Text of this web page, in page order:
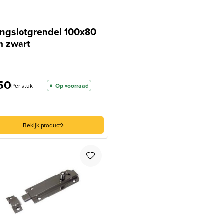
100x80
zwart
Per stuk Op voorraad
Bekijk product